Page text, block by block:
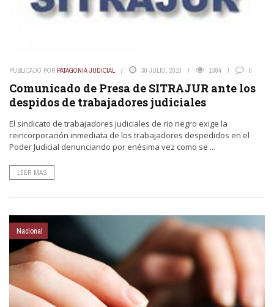
PUBLICADO POR PATAGONIA JUDICIAL 30 JULIO, 2016 1384 0
Comunicado de Presa de SITRAJUR ante los
despidos de trabajadores judiciales
El sindicato de trabajadores judiciales de rio negro exige la
reincorporación inmediata de los trabajadores despedidos en el
Poder Judicial denunciando por enésima vez como se ...
LEER MAS
Nacional